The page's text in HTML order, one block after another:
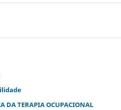
DA TERAPIA OCUPACIONAL